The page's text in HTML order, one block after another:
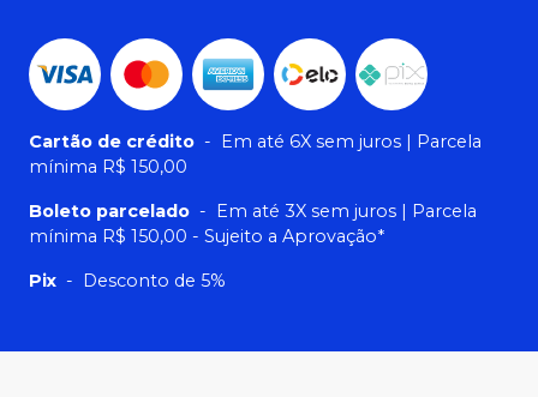
Cartão de crédito - Em até 6X sem juros | Parcela
mínima R$ 150,00
Boleto parcelado - Em até 3X sem juros | Parcela
mínima R$ 150,00 - Sujeito a Aprovação*
Pix - Desconto de 5%